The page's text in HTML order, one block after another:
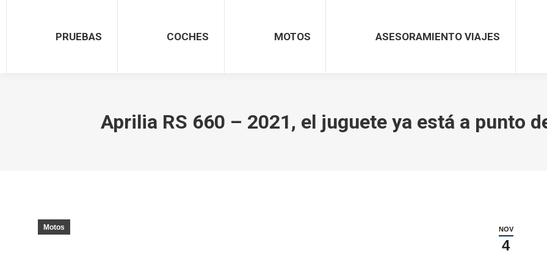
PRUEBAS COCHES MOTOS ASESORAMIENTO VIAJES
Aprilia RS 660 – 2021, el juguete ya está a punto
NOV
4
Motos